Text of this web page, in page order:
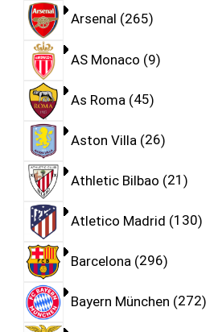
Arsenal 265
AS Monaco 9
As Roma 45
Aston Villa 26
Athletic Bilbao 21
Atletico Madrid 130
Barcelona 296
Bayern München 272